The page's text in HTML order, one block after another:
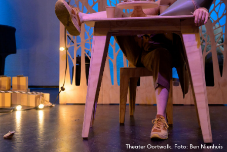
Theater Oortwolk, Foto: Ben Nienhuis